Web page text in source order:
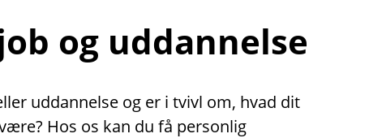
og uddannelse
uddannelse og er i tvivl om, hvad dit
Hos os kan du få personlig